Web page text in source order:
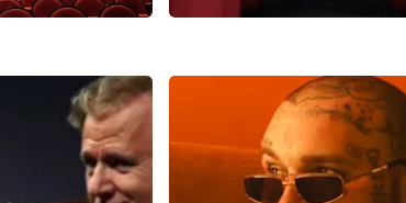
reviews 6649+reviews
BEKIJKEN